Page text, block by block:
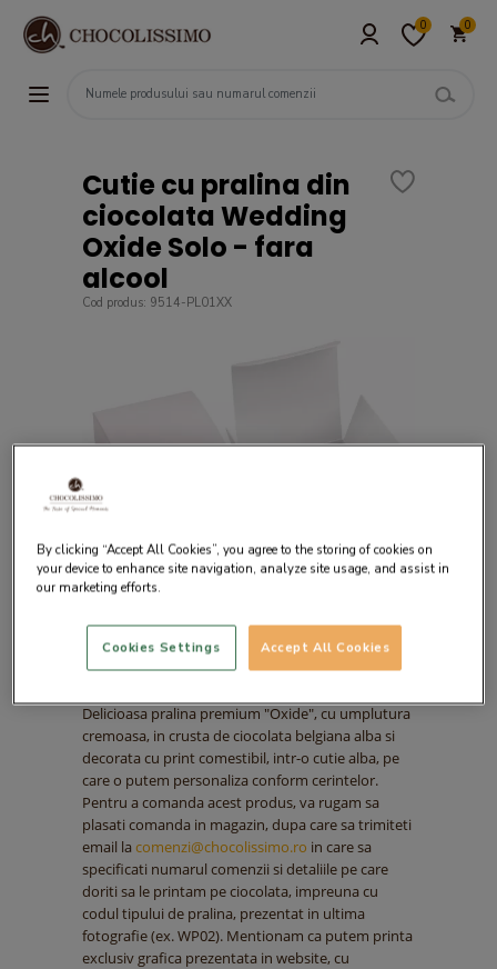
0 0
Cutie cu pralina din
ciocolata Wedding
Oxide Solo - fara
alcool
Cod produs: 9514-PL01XX
Descrierea produsului
Delicioasa pralina premium "Oxide", cu umplutura
cremoasa, in crusta de ciocolata belgiana alba si
decorata cu print comestibil, intr-o cutie alba, pe
care o putem personaliza conform cerintelor.
Pentru a comanda acest produs, va rugam sa
plasati comanda in magazin, dupa care sa trimiteti
email la comenzi@chocolissimo.ro in care sa
specificati numarul comenzii si detaliile pe care
doriti sa le printam pe ciocolata, impreuna cu
codul tipului de pralina, prezentat in ultima
fotografie (ex. WP02). Mentionam ca putem printa
exclusiv grafica prezentata in website, cu
By clicking “Accept All Cookies”, you agree to the storing of cookies on
your device to enhance site navigation, analyze site usage, and assist in
our marketing efforts.
Accept All Cookies
Cookies Settings